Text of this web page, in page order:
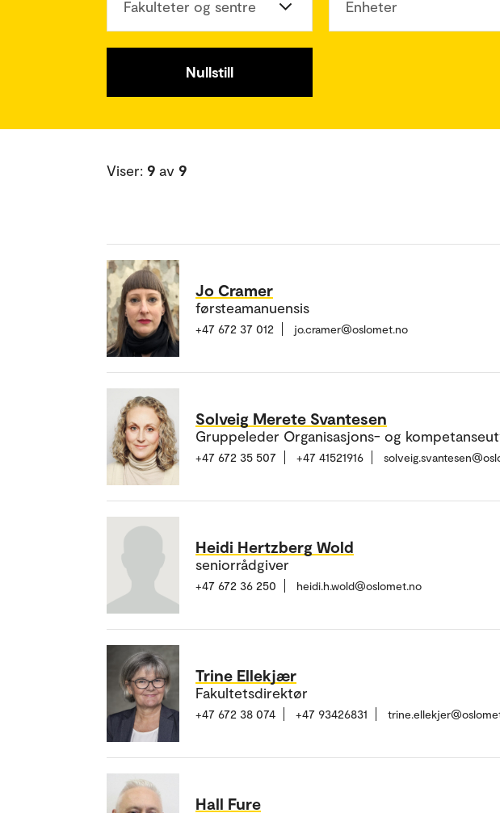
Fakulteter og sentre Enheter
Nullstill
Viser: 9 av 9
Jo Cramer
førsteamanuensis
+47 672 37 012 jo.cramer@oslomet.no
Solveig Merete Svantesen
Gruppeleder Organisasjons- og
+47 672 35 507 +47 41521916
Heidi Hertzberg Wold
seniorrådgiver
+47 672 36 250 heidi.h.wold@oslomet.no
Trine Ellekjær
Fakultetsdirektør
+47 672 38 074 +47 93426831
Hall Fure